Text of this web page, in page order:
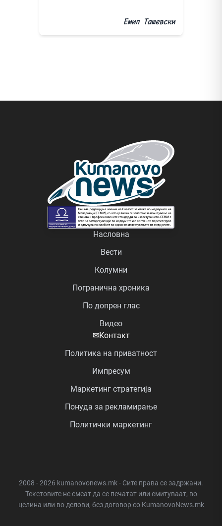
Емил Ташевски
Насловна
Вести
Колумни
Погранична хроника
По допрен глас
Видео
✉Контакт
Политика на приватност
Импресум
Маркетинг стратегија
Понуда за рекламирање
Политички маркетинг
2008 - 2026 kumanovonews.mk - Сите права се задржани.
Текстовите не смеат да се печатат или емитуваат, во
целина или во делови, без договор со KumanovoNews.mk